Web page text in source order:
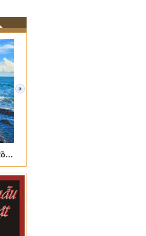
Vẻ đẹp nguyên bản nơi bãi đá Móng Rồng
next